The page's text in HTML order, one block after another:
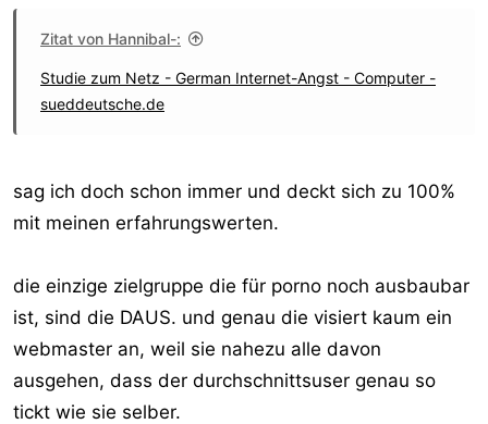
Zitat von Hannibal-:
Studie zum Netz - German Internet-Angst - Computer -
sueddeutsche.de
sag ich doch schon immer und deckt sich zu 100%
mit meinen erfahrungswerten.
die einzige zielgruppe die für porno noch ausbaubar
ist, sind die DAUS. und genau die visiert kaum ein
webmaster an, weil sie nahezu alle davon
ausgehen, dass der durchschnittsuser genau so
tickt wie sie selber.